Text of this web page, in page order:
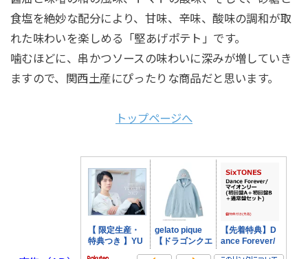
食塩を絶妙な配分により、甘味、辛味、酸味の調和が取
れた味わいを楽しめる「堅あげポテト」です。
噛むほどに、串かつソースの味わいに深みが増していき
ますので、関西土産にぴったりな商品だと思います。
トップページへ